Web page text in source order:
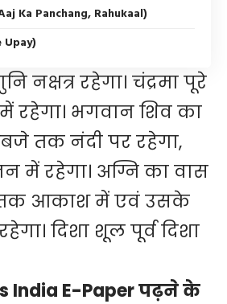
Ka Panchang, Rahukaal)
Upay)
नक्षत्र रहेगा। चंद्रमा पूरे
रहेगा। भगवान शिव का
तक नंदी पर रहेगा,
में रहेगा। अग्नि का वास
तक आकाश में एवं उसके
दिशा शूल पूर्व दिशा
India E-Paper पढ़ने के